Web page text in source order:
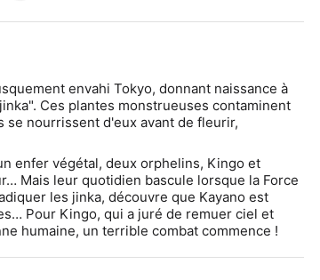
envahi Tokyo, donnant naissance à
Ces plantes monstrueuses contaminent
se nourrissent d'eux avant de fleurir,
enfer végétal, deux orphelins, Kingo et
Mais leur quotidien bascule lorsque la Force
les jinka, découvre que Kayano est
Pour Kingo, qui a juré de remuer ciel et
humaine, un terrible combat commence !